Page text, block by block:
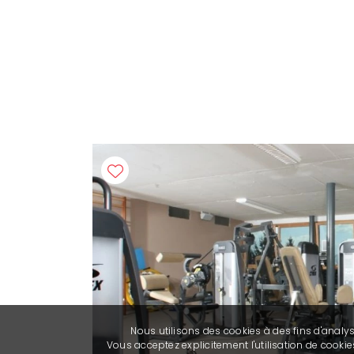
Nous utilisons des cookies à des fins
Vous acceptez explicitement l'utilisation de